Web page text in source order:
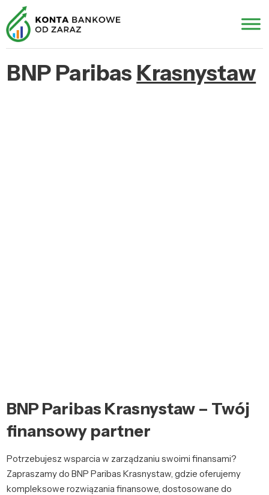
BNP Paribas Krasnystaw
BNP Paribas Krasnystaw – Twój
finansowy partner
Potrzebujesz wsparcia w zarządzaniu swoimi finansami?
Zapraszamy do BNP Paribas Krasnystaw, gdzie oferujemy
kompleksowe rozwiązania finansowe, dostosowane do